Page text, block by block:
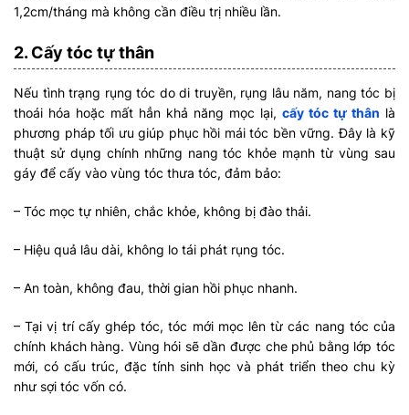
1,2cm/tháng mà không cần điều trị nhiều lần.
2. Cấy tóc tự thân
Nếu tình trạng rụng tóc do di truyền, rụng lâu năm, nang tóc bị
thoái hóa hoặc mất hẳn khả năng mọc lại, cấy tóc tự thân là
phương pháp tối ưu giúp phục hồi mái tóc bền vững. Đây là kỹ
thuật sử dụng chính những nang tóc khỏe mạnh từ vùng sau
gáy để cấy vào vùng tóc thưa tóc, đảm bảo:
– Tóc mọc tự nhiên, chắc khỏe, không bị đào thải.
– Hiệu quả lâu dài, không lo tái phát rụng tóc.
– An toàn, không đau, thời gian hồi phục nhanh.
– Tại vị trí cấy ghép tóc, tóc mới mọc lên từ các nang tóc của
chính khách hàng. Vùng hói sẽ dần được che phủ bằng lớp tóc
mới, có cấu trúc, đặc tính sinh học và phát triển theo chu kỳ
như sợi tóc vốn có.